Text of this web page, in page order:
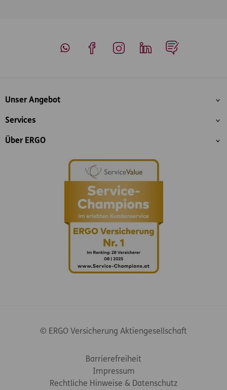
Inhaltsübersicht
Unser Angebot
Services
Über ERGO
© ERGO Versicherung Aktiengesellschaft
Barrierefreiheit
Impressum
Rechtliche Hinweise & Datenschutz